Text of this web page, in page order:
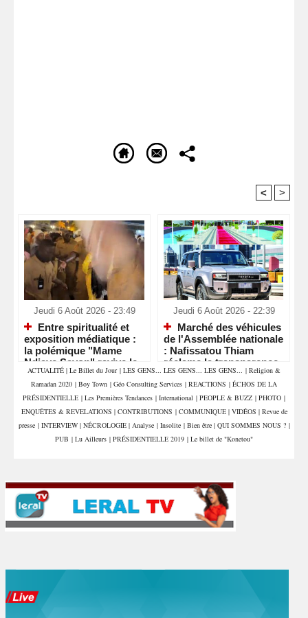
< >
Jeudi 6 Août 2026 - 23:49
Entre spiritualité et
exposition médiatique :
la polémique "Mame
Ndiaye Savon" ravive le
débat sur le respect des
lieux saints
Jeudi 6 Août 2026 - 22:39
Marché des véhicules
de l'Assemblée nationale
: Nafissatou Thiam
réclame la transparence
et interpelle les députés
ACTUALITÉ | Le Billet du Jour | LES GENS... LES GENS... LES GENS... | Religion &
Ramadan 2020 | Boy Town | Géo Consulting Services | REACTIONS | ÉCHOS DE LA
PRÉSIDENTIELLE | Les Premières Tendances | International | PEOPLE & BUZZ | PHOTO |
ENQUÊTES & REVELATIONS | CONTRIBUTIONS | COMMUNIQUE | VIDÉOS | Revue de
presse | INTERVIEW | NÉCROLOGIE | Analyse | Insolite | Bien être | QUI SOMMES NOUS ? |
PUB | Lu Ailleurs | PRÉSIDENTIELLE 2019 | Le billet de "Konetou"